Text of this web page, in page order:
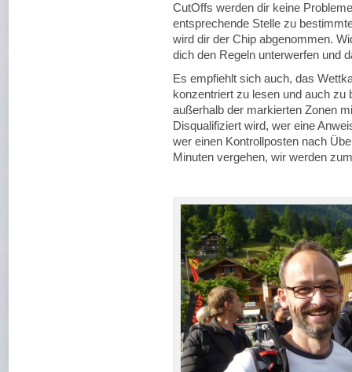
CutOffs werden dir keine
entsprechende Stelle zu
wird dir der Chip abgenommen.
dich den Regeln unterwerfen und
Es empfiehlt sich auch, das
konzentriert zu lesen und auch zu
außerhalb der markierten Zonen
Disqualifiziert wird, wer eine
wer einen Kontrollposten nach
Minuten vergehen, wir werden